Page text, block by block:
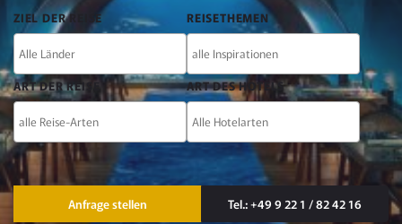
UND
KONTAKT
ZIEL DER REISE REISETHEMEN
ART DER REISE ART DES HOTELS
Kontaktmöglichkeiten
Anfrage stellen Tel.: +49 9 22 1 / 82 42 16